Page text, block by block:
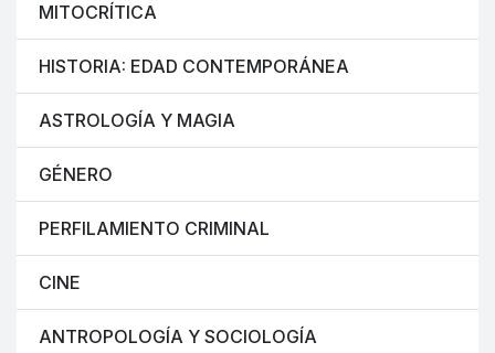
MITOCRÍTICA
HISTORIA: EDAD CONTEMPORÁNEA
ASTROLOGÍA Y MAGIA
GÉNERO
PERFILAMIENTO CRIMINAL
CINE
ANTROPOLOGÍA Y SOCIOLOGÍA